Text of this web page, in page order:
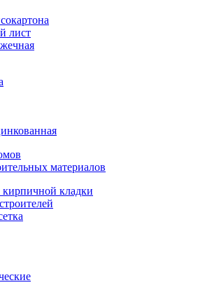
лист
материалов
кирпичной кладки